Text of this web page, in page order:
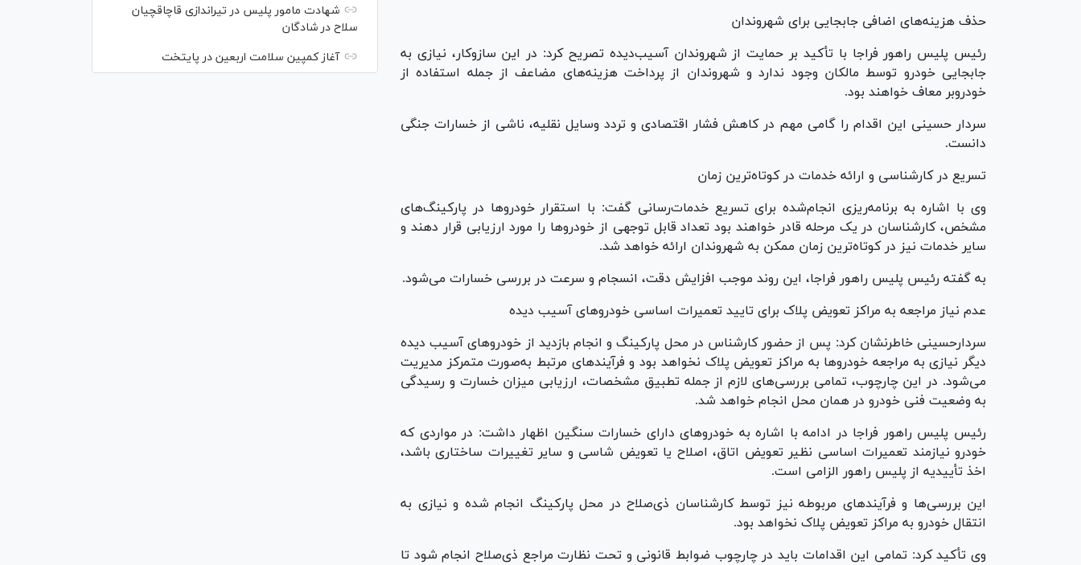
حذف هزینه‌های اضافی جابجایی برای شهروندان
رئیس پلیس راهور فراجا با تأکید بر حمایت از شهروندان آسیب‌دیده تصریح کرد: در این سازوکار، نیازی به
جابجایی خودرو توسط مالکان وجود ندارد و شهروندان از پرداخت هزینه‌های مضاعف از جمله استفاده از
خودروبر معاف خواهند بود.
سردار حسینی این اقدام را گامی مهم در کاهش فشار اقتصادی و تردد وسایل نقلیه، ناشی از خسارات جنگی
دانست.
تسریع در کارشناسی و ارائه خدمات در کوتاه‌ترین زمان
وی با اشاره به برنامه‌ریزی انجام‌شده برای تسریع خدمات‌رسانی گفت: با استقرار خودرو‌ها در پارکینگ‌های
مشخص، کارشناسان در یک مرحله قادر خواهند بود تعداد قابل توجهی از خودرو‌ها را مورد ارزیابی قرار دهند و
سایر خدمات نیز در کوتاه‌ترین زمان ممکن به شهروندان ارائه خواهد شد.
به گفته رئیس پلیس راهور فراجا، این روند موجب افزایش دقت، انسجام و سرعت در بررسی خسارات می‌شود.
عدم نیاز مراجعه به مراکز تعویض پلاک برای تایید تعمیرات اساسی خودرو‌های آسیب دیده
سردارحسینی خاطرنشان کرد: پس از حضور کارشناس در محل پارکینگ و انجام بازدید از خودرو‌های آسیب دیده
دیگر نیازی به مراجعه خودرو‌ها به مراکز تعویض پلاک نخواهد بود و فرآیند‌های مرتبط به‌صورت متمرکز مدیریت
می‌شود. در این چارچوب، تمامی بررسی‌های لازم از جمله تطبیق مشخصات، ارزیابی میزان خسارت و رسیدگی
به وضعیت فنی خودرو در همان محل انجام خواهد شد.
رئیس پلیس راهور فراجا در ادامه با اشاره به خودرو‌های دارای خسارات سنگین اظهار داشت: در مواردی که
خودرو نیازمند تعمیرات اساسی نظیر تعویض اتاق، اصلاح یا تعویض شاسی و سایر تغییرات ساختاری باشد،
اخذ تأییدیه از پلیس راهور الزامی است.
این بررسی‌ها و فرآیند‌های مربوطه نیز توسط کارشناسان ذی‌صلاح در محل پارکینگ انجام شده و نیازی به
انتقال خودرو به مراکز تعویض پلاک نخواهد بود.
وی تأکید کرد: تمامی این اقدامات باید در چارچوب ضوابط قانونی و تحت نظارت مراجع ذی‌صلاح انجام شود تا
شهادت مامور پلیس در تیراندازی قاچاقچیان
سلاح در شادگان
آغاز کمپین سلامت اربعین در پایتخت